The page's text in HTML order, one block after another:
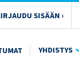
SISÄÄN ›
YHDISTYS